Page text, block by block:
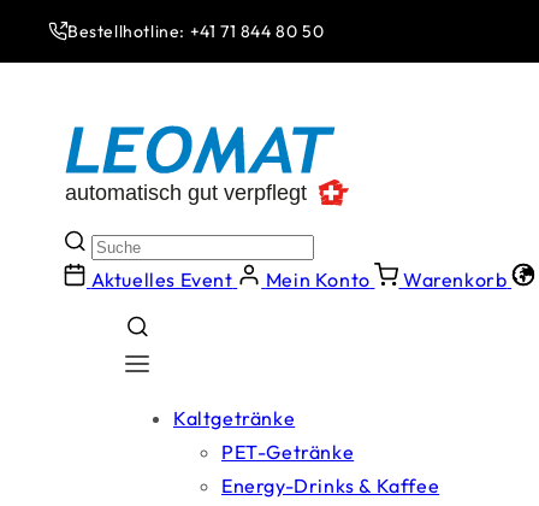
zum
Inhalt
Bestellhotline: +41 71 844 80 50
Aktuelles Event Mein Konto Warenkorb
Kaltgetränke
PET-Getränke
Energy-Drinks & Kaffee